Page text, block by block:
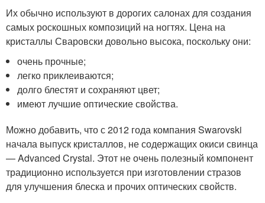
Их обычно используют в дорогих салонах для создания
самых роскошных композиций на ногтях. Цена на
кристаллы Сваровски довольно высока, поскольку они:
очень прочные;
легко приклеиваются;
долго блестят и сохраняют цвет;
имеют лучшие оптические свойства.
Можно добавить, что с 2012 года компания Swarovski
начала выпуск кристаллов, не содержащих окиси свинца
— Advanced Crystal. Этот не очень полезный компонент
традиционно используется при изготовлении стразов
для улучшения блеска и прочих оптических свойств.